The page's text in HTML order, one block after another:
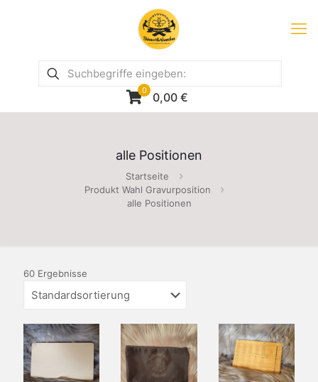
0 0,00 €
alle Positionen
Startseite
Produkt Wahl Gravurposition
alle Positionen
60 Ergebnisse